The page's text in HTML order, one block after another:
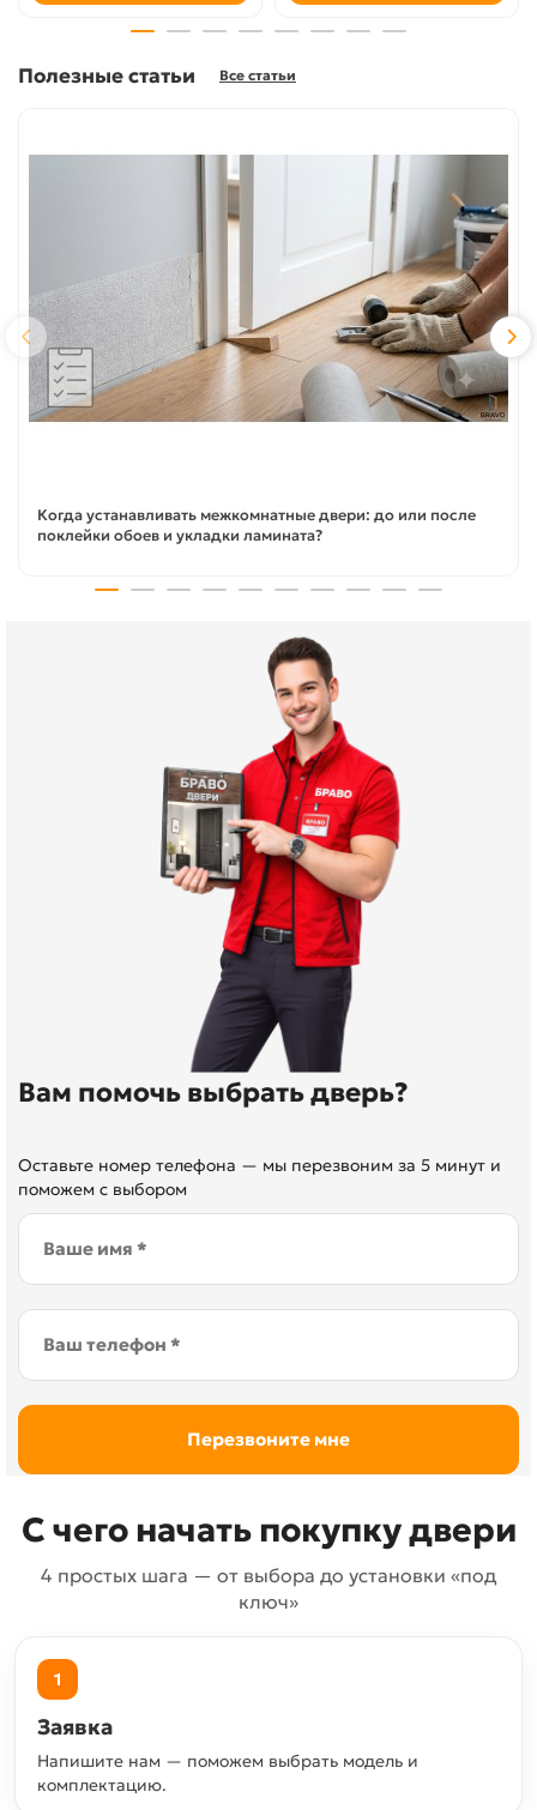
Полезные статьи Все статьи
Когда устанавливать межкомнатные двери: до или после
поклейки обоев и укладки ламината?
Вам помочь выбрать дверь?
Оставьте номер телефона — мы перезвоним за 5 минут и
поможем с выбором
С чего начать покупку двери
4 простых шага — от выбора до установки «под
ключ»
1
Заявка
Напишите нам — поможем выбрать модель и
комплектацию.